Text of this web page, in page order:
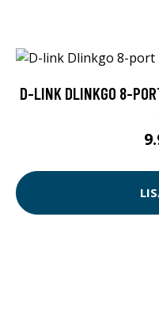
D-LINK DLINKGO 8-